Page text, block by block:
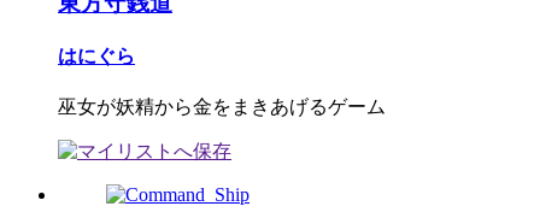
はにぐら
巫女が妖精から金をまきあげるゲーム